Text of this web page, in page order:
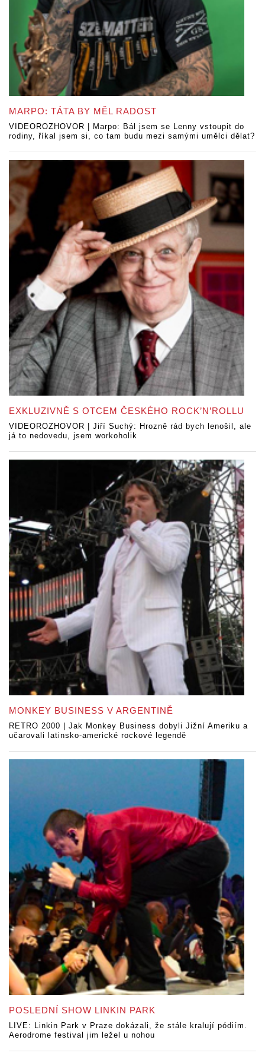
MARPO: TÁTA BY MĚL RADOST
VIDEOROZHOVOR | Marpo: Bál jsem se Lenny vstoupit do
rodiny, říkal jsem si, co tam budu mezi samými umělci dělat?
EXKLUZIVNĚ S OTCEM ČESKÉHO ROCK’N’ROLLU
VIDEOROZHOVOR | Jiří Suchý: Hrozně rád bych lenošil, ale
já to nedovedu, jsem workoholik
MONKEY BUSINESS V ARGENTINĚ
RETRO 2000 | Jak Monkey Business dobyli Jižní Ameriku a
učarovali latinsko-americké rockové legendě
POSLEDNÍ SHOW LINKIN PARK
LIVE: Linkin Park v Praze dokázali, že stále kralují pódiím.
Aerodrome festival jim ležel u nohou